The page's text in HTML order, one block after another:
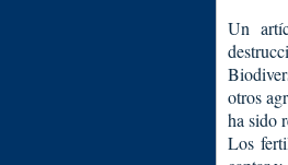
Un
otros
ha sido
Los